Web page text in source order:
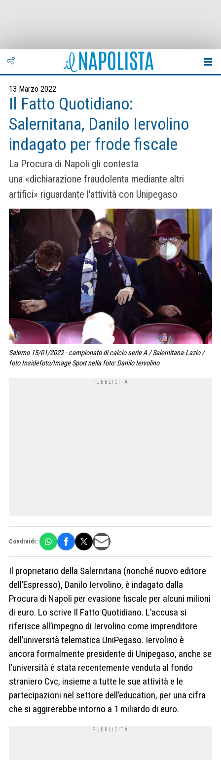
13 Marzo 2022
Il Fatto Quotidiano:
Salernitana, Danilo Iervolino
indagato per frode fiscale
La Procura di Napoli gli contesta
una «dichiarazione fraudolenta mediante altri
artifici» riguardante l'attività con Unipegaso
Salerno 15/01/2022 - campionato di calcio serie A / Salernitana-Lazio /
foto Insidefoto/Image Sport nella foto: Danilo Iervolino
Condividi:
Il proprietario della Salernitana (nonché nuovo editore
dell’Espresso), Danilo Iervolino, è indagato dalla
Procura di Napoli per evasione fiscale per alcuni milioni
di euro. Lo scrive Il Fatto Quotidiano. L’accusa si
riferisce all’impegno di Iervolino come imprenditore
dell’università telematica UniPegaso. Iervolino è
ancora formalmente presidente di Unipegaso, anche se
l’università è stata recentemente venduta al fondo
straniero Cvc, insieme a tutte le sue attività e le
partecipazioni nel settore dell’education, per una cifra
che si aggirerebbe intorno a 1 miliardo di euro.